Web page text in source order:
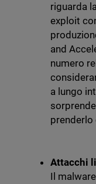
riguarda
exploit
and
numero
a lungo
prenderlo
Attacchi
Il